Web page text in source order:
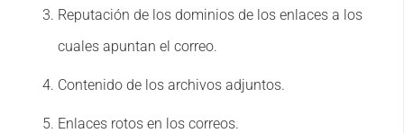
Reputación de los dominios de los enlaces a los
cuales apuntan el correo.
Contenido de los archivos adjuntos.
Enlaces rotos en los correos.